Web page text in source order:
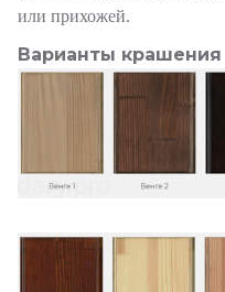
или прихожей.
Варианты крашения